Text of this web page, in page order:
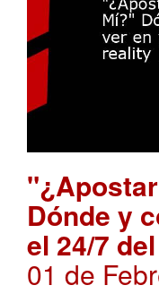
Dónde y
el 24/7
01 de